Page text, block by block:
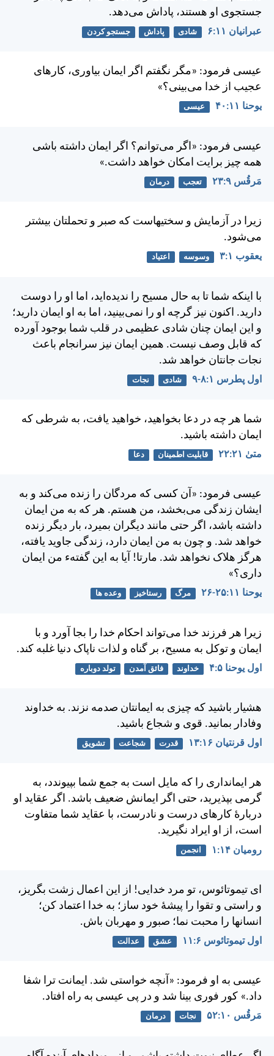
جستجوی او هستند، پاداش می‌دهد.
عبرانيان ۱۱:‏۶ شادی پاداش جستجو کردن
عيسی فرمود: «مگر نگفتم اگر ايمان بياوری، كارهای
عجيب از خدا می‌بينی؟»
يوحنا ۱۱:‏۴۰ عیسی
عيسی فرمود: «اگر می‌توانم؟ اگر ايمان داشته باشی
همه چيز برايت امكان خواهد داشت.»
مَرقُس ۹:‏۲۳ تعجب درمان
زيرا در آزمايش و سختیهاست كه صبر و تحملتان بيشتر
می‌شود.
يعقوب ۱:‏۳ وسوسه اعتیاد
با اينكه شما تا به حال مسيح را نديده‌ايد، اما او را دوست
داريد. اكنون نيز گرچه او را نمی‌بينيد، اما به او ايمان داريد؛
و اين ايمان چنان شادی عظيمی در قلب شما بوجود آورده
كه قابل وصف نيست. همين ايمان نيز سرانجام باعث
نجات جانتان خواهد شد.
اول پطرس ۱:‏۸-‏۹ شادی نجات
شما هر چه در دعا بخواهيد، خواهيد يافت، به شرطی كه
ايمان داشته باشيد.
متی‌ٰ ۲۱:‏۲۲ قابلیت اطمینان دعا
عيسی فرمود: «آن كسی كه مردگان را زنده می‌كند و به
ايشان زندگی می‌بخشد، من هستم. هر كه به من ايمان
داشته باشد، اگر حتی مانند ديگران بميرد، بار ديگر زنده
خواهد شد. و چون به من ايمان دارد، زندگی جاويد يافته،
هرگز هلاک نخواهد شد. مارتا! آيا به اين گفته‌ء من ايمان
داری؟»
يوحنا ۱۱:‏۲۵-‏۲۶ مرگ رستاخیز وعده ها
زيرا هر فرزند خدا می‌تواند احكام خدا را بجا آورد و با
ايمان و توكل به مسيح، بر گناه و لذات ناپاک دنيا غلبه كند.
اول يوحنا ۵:‏۴ خداوند فائق آمدن تولد دوباره
هشيار باشيد كه چيزی به ايمانتان صدمه نزند. به خداوند
وفادار بمانيد. قوی و شجاع باشيد.
اول قرنتیان ۱۶:‏۱۳ قدرت شجاعت تشویق
هر ايمانداری را كه مايل است به جمع شما بپيوندد، به
گرمی بپذيريد، حتی اگر ايمانش ضعيف باشد. اگر عقايد او
دربارهٔ كارهای درست و نادرست، با عقايد شما متفاوت
است، از او ايراد نگيريد.
رومیان ۱۴:‏۱ انجمن
ای تيموتائوس، تو مرد خدايی! از اين اعمال زشت بگريز،
و راستی و تقوا را پيشهٔ خود ساز؛ به خدا اعتماد كن؛
انسانها را محبت نما؛ صبور و مهربان باش.
اول تيموتائوس ۶:‏۱۱ عشق عدالت
عيسی به او فرمود: «آنچه خواستی شد. ايمانت ترا شفا
داد.» كور فوری بينا شد و در پی عيسی به راه افتاد.
مَرقُس ۱۰:‏۵۲ نجات درمان